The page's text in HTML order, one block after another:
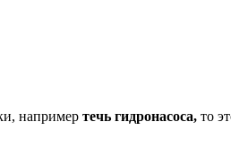
например течь гидронасоса, то